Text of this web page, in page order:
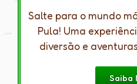
Salte para o mundo
Pula! Uma
diversão e
Saiba